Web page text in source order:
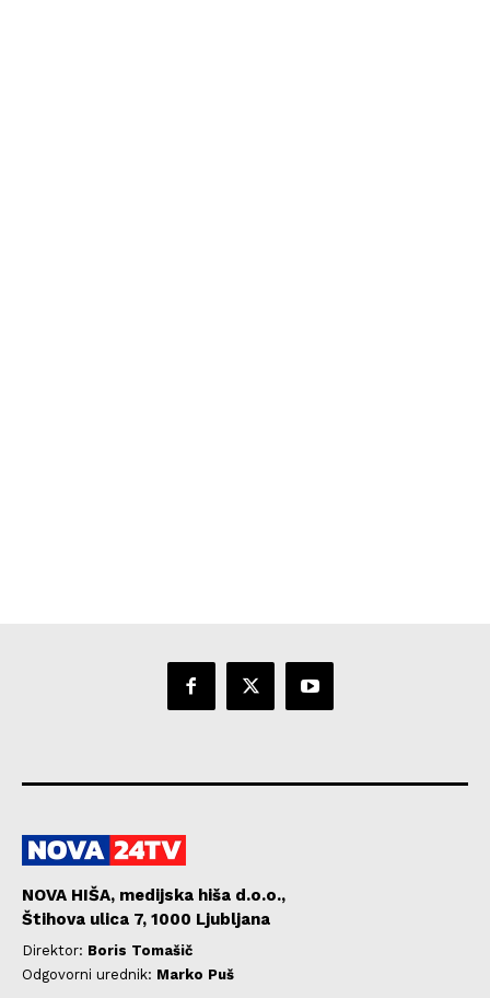
NOVA HIŠA, medijska hiša d.o.o.,
Štihova ulica 7, 1000 Ljubljana
Direktor: Boris Tomašič
Odgovorni urednik: Marko Puš